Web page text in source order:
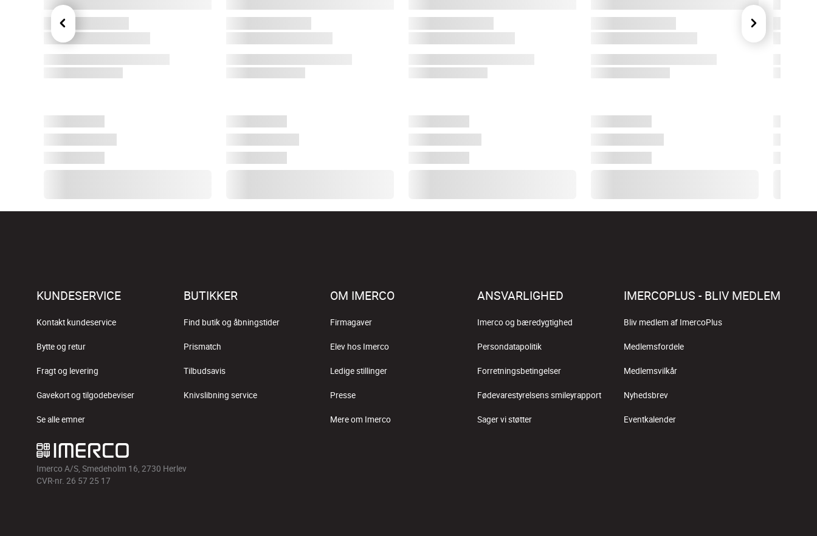
KUNDESERVICE
Kontakt kundeservice
Bytte og retur
Fragt og levering
Gavekort og tilgodebeviser
Se alle emner
BUTIKKER
Find butik og åbningstider
Prismatch
Tilbudsavis
Knivslibning service
OM IMERCO
Firmagaver
Elev hos Imerco
Ledige stillinger
Presse
Mere om Imerco
ANSVARLIGHED
Imerco og bæredygtighed
Persondatapolitik
Forretningsbetingelser
Fødevarestyrelsens smileyrapport
Sager vi støtter
IMERCOPLUS - BLIV MEDLEM
Bliv medlem af ImercoPlus
Medlemsfordele
Medlemsvilkår
Nyhedsbrev
Eventkalender
Imerco A/S, Smedeholm 16, 2730 Herlev
CVR-nr. 26 57 25 17